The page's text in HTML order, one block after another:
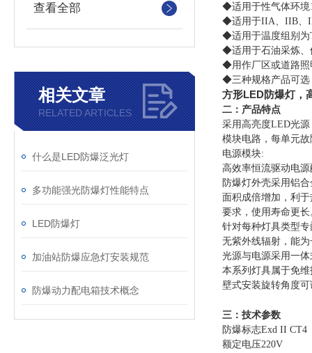
查看全部
相关文章
RELATED ARTICLES
什么是LED防爆泛光灯
多功能强光防爆灯性能特点
LED防爆灯
加油站防爆应急灯安装规范
防爆动力配电箱技术概念
◆适用于性气体环境
◆适用于IIA、IIB、
◆适用于温度组别为
◆适用于石油采炼、
◆用作厂区或道路照
◆三种规格产品可选
方形LED防爆灯，
二：产品特点
采用高亮度LED光
模块电路，每单元
电源模块:
高效率恒流驱动电
防爆灯外壳采用铝
面积成倍增加，利
要求，使用寿命更长
针对每种灯具类型
无紫外线辐射，能
光源与电源采用一
本系列灯具属于免
壁式安装旋转角度
三：技术参数
防爆标志Exd II CT4
额定电压220V